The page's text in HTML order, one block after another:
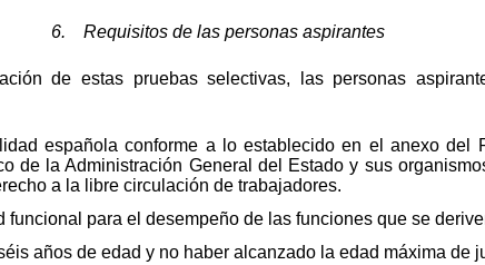
6. Requisitos de las personas aspirantes
de estas pruebas selectivas, las personas
española conforme a lo establecido en el anexo del
de la Administración General del Estado y sus
a la libre circulación de trabajadores.
para el desempeño de las funciones que se
años de edad y no haber alcanzado la edad máxima de